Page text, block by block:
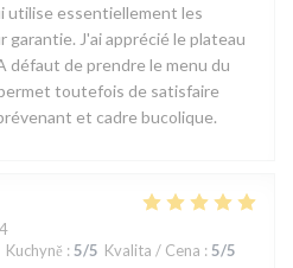
utilise essentiellement les
J'ai apprécié le plateau
défaut de prendre le menu du
toutefois de satisfaire
et cadre bucolique.
Kuchyně : 5/5 Kvalita / Cena : 5/5